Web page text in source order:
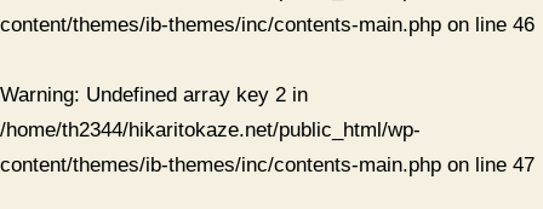
content/themes/ib-themes/inc/contents-main.php on line 46
Warning: Undefined array key 2 in
/home/th2344/hikaritokaze.net/public_html/wp-
content/themes/ib-themes/inc/contents-main.php on line 47